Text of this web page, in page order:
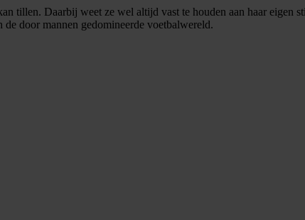
tillen. Daarbij weet ze wel altijd vast te houden aan haar eigen
door mannen gedomineerde voetbalwereld.